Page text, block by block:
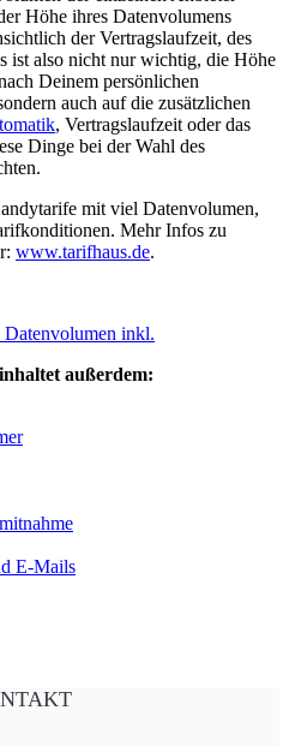
Höhe ihres Datenvolumens
der Vertragslaufzeit, des
ist also nicht nur wichtig, die Höhe
Deinem persönlichen
auch auf die zusätzlichen
, Vertragslaufzeit oder das
Dinge bei der Wahl des
mit viel Datenvolumen,
Mehr Infos zu
www.tarifhaus.de.
inkl.
außerdem:
E-Mails